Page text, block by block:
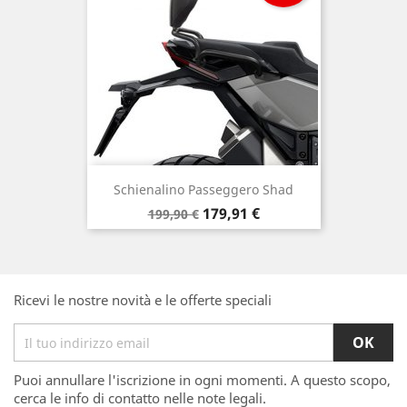
Schienalino Passeggero Shad
Prezzo
base
199,90 € Prezzo
179,91 €
Ricevi le nostre novità e le offerte speciali
Puoi annullare l'iscrizione in ogni momenti. A questo scopo,
cerca le info di contatto nelle note legali.